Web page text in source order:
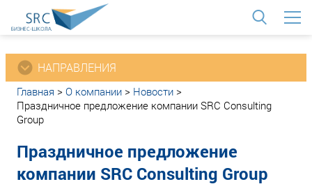
НАПРАВЛЕНИЯ
Главная > О компании > Новости >
Праздничное предложение компании SRC Consulting
Group
Праздничное предложение
компании SRC Consulting Group